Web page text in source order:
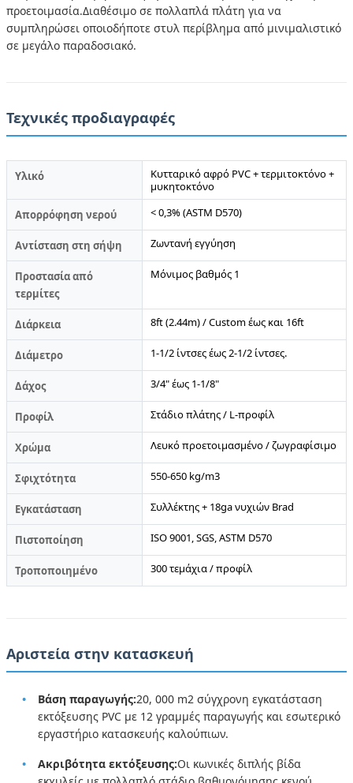
προετοιμασία.Διαθέσιμο σε πολλαπλά πλάτη για να
συμπληρώσει οποιοδήποτε στυλ περίβλημα από μινιμαλιστικό
σε μεγάλο παραδοσιακό.
Τεχνικές προδιαγραφές
Υλικό
Κυτταρικό αφρό PVC + τερμιτοκτόνο +
μυκητοκτόνο
Απορρόφηση νερού
< 0,3% (ASTM D570)
Αντίσταση στη σήψη Ζωντανή εγγύηση
Προστασία από
τερμίτες
Μόνιμος βαθμός 1
Διάρκεια 8ft (2.44m) / Custom έως και 16ft
Διάμετρο 1-1/2 ίντσες έως 2-1/2 ίντσες.
Δάχος 3/4" έως 1-1/8"
Προφίλ Στάδιο πλάτης / L-προφίλ
Χρώμα Λευκό προετοιμασμένο / ζωγραφίσιμο
Σφιχτότητα 550-650 kg/m3
Εγκατάσταση Συλλέκτης + 18ga νυχιών Brad
Πιστοποίηση ISO 9001, SGS, ASTM D570
Τροποποιημένο 300 τεμάχια / προφίλ
Αριστεία στην κατασκευή
Βάση παραγωγής:20, 000 m2 σύγχρονη εγκατάσταση
εκτόξευσης PVC με 12 γραμμές παραγωγής και εσωτερικό
εργαστήριο κατασκευής καλούπιων.
Ακριβότητα εκτόξευσης:Οι κωνικές διπλής βίδα